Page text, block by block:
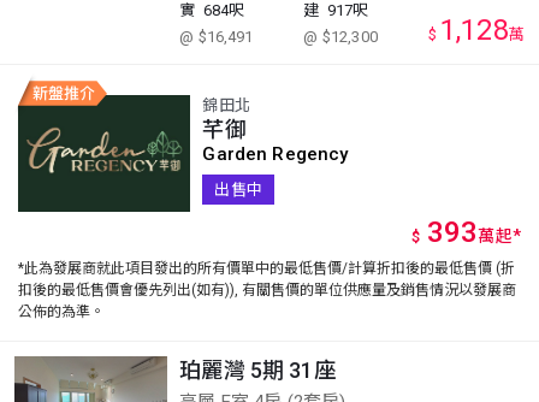
實 684呎
@ $16,491
建 917呎
@ $12,300
$ 1,128萬
錦田北
芊御
Garden Regency
出售中
$ 393萬起*
*此為發展商就此項目發出的所有價單中的最低售價/計算折扣後的最低售價 (折
扣後的最低售價會優先列出(如有)), 有關售價的單位供應量及銷售情況以發展商
公佈的為準。
珀麗灣 5期 31座